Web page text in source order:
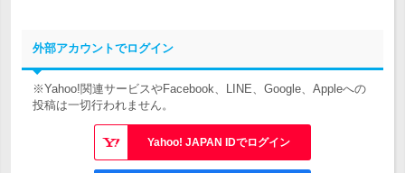
外部アカウントでログイン
※Yahoo!関連サービスやFacebook、LINE、Google、Appleへの
投稿は一切行われません。
Yahoo! JAPAN IDでログイン